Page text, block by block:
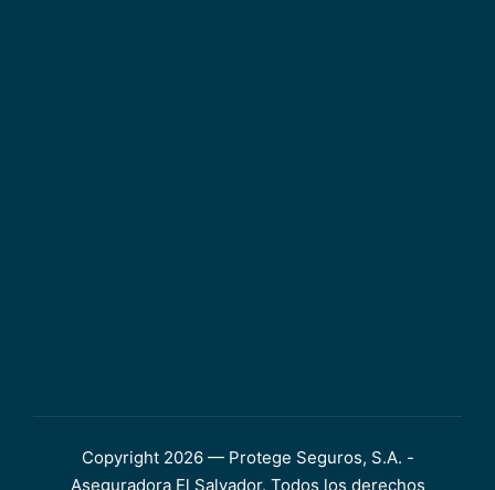
Copyright 2026 — Protege Seguros, S.A. -
Aseguradora El Salvador. Todos los derechos